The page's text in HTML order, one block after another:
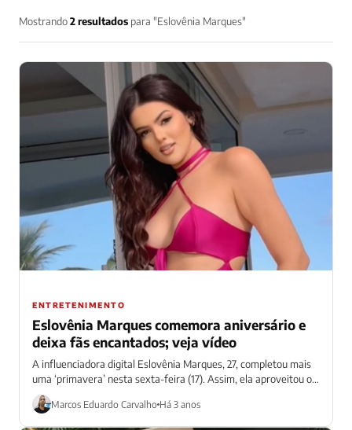
Mostrando2 resultados para "Eslovênia Marques"
ENTRETENIMENTO
Eslovênia Marques comemora aniversário e
deixa fãs encantados; veja vídeo
A influenciadora digital Eslovênia Marques, 27, completou mais
uma ‘primavera’ nesta sexta-feira (17). Assim, ela aproveitou o
dia para uma postagem das...
Marcos Eduardo Carvalho Há 3 anos